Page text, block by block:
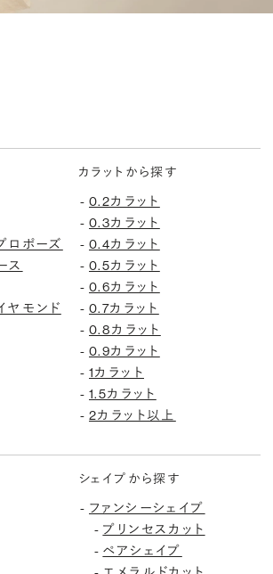
ロポーズ
ス
ヤモンド
カラットから探す
- 0.2カラット
- 0.3カラット
- 0.4カラット
- 0.5カラット
- 0.6カラット
- 0.7カラット
- 0.8カラット
- 0.9カラット
- 1カラット
- 1.5カラット
- 2カラット以上
シェイプから探す
- ファンシーシェイプ
- プリンセスカット
- ペアシェイプ